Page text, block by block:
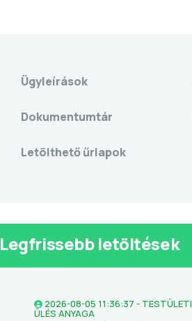
Ügyleírások
Dokumentumtár
Letölthető űrlapok
Legfrissebb letöltések
2026-08-05 11:36:37 - TESTÜLETI
ÜLÉS ANYAGA